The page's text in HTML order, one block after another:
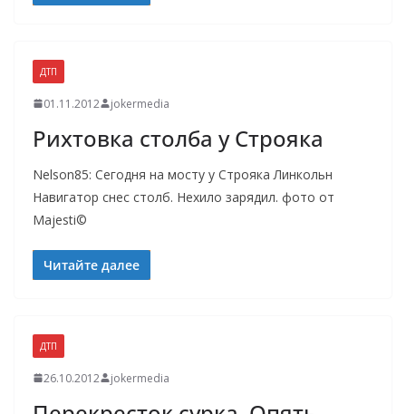
ДТП
01.11.2012 jokermedia
Рихтовка столба у Строяка
Nelson85: Сегодня на мосту у Строяка Линкольн
Навигатор снес столб. Нехило зарядил. фото от
Majesti©
Читайте далее
ДТП
26.10.2012 jokermedia